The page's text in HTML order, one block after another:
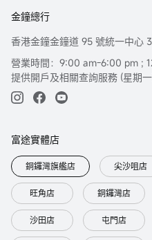
法則，規定，或其它註冊或發牌的規
國家的任何人或實體分發或由其使用。
此處包含的信息是基於富途證券認為
或員工）可能在相關投資產品中擁有
資者因使用本報告或依賴其所載資訊
律責任。
明。
本報告以中英文書寫，兩種文本具同
英文版本為準。
金鐘總行
香港金鐘金鐘道 95 號統一中心
營業時間：9:00 am-6:00 pm ;
提供開戶及相關查詢服務 (星期
富途實體店
銅鑼灣旗艦店 尖沙咀店
旺角店 銅鑼灣店
沙田店 屯門店